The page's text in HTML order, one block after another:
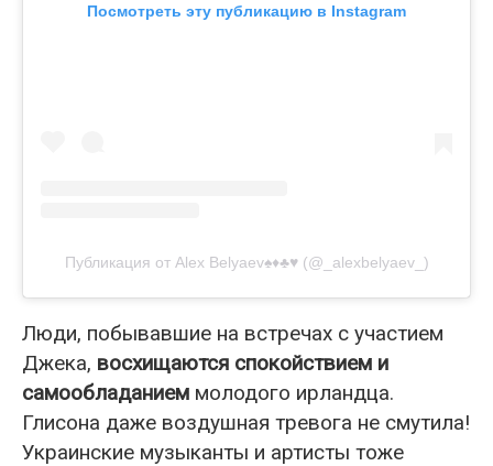
Посмотреть эту публикацию в Instagram
Публикация от Alex Belyaev♠️♦️♣️♥️ (@_alexbelyaev_)
Люди, побывавшие на встречах с участием
Джека, восхищаются спокойствием и
самообладанием молодого ирландца.
Глисона даже воздушная тревога не смутила!
Украинские музыканты и артисты тоже